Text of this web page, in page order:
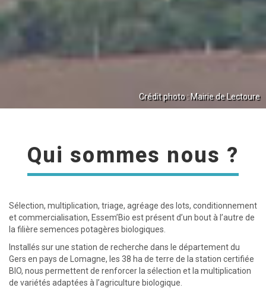
Crédit photo : Mairie de Lectoure
Qui sommes nous ?
Sélection, multiplication, triage, agréage des lots, conditionnement
et commercialisation, Essem’Bio est présent d’un bout à l’autre de
la filière semences potagères biologiques.
Installés sur une station de recherche dans le département du
Gers en pays de Lomagne, les 38 ha de terre de la station certifiée
BIO, nous permettent de renforcer la sélection et la multiplication
de variétés adaptées à l’agriculture biologique.